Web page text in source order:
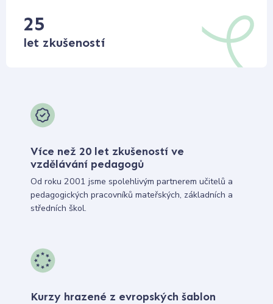
25
let zkušeností
Více než 20 let zkušeností ve
vzdělávání pedagogů
Od roku 2001 jsme spolehlivým partnerem učitelů a
pedagogických pracovníků mateřských, základních a
středních škol.
Kurzy hrazené z evropských šablon